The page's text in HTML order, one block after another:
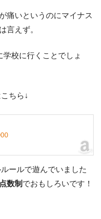
痛いというのにマイナス
言えず。
校に行くことでしょ
ちら↓
ールで遊んでいました
点数制 でおもしろいです！